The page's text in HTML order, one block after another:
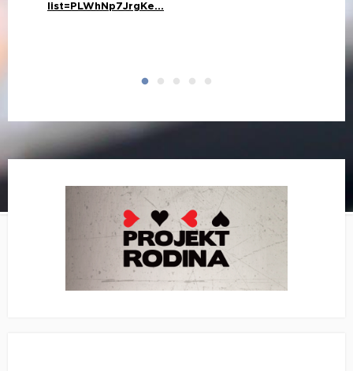
list=PLWhNp7JrgKe...